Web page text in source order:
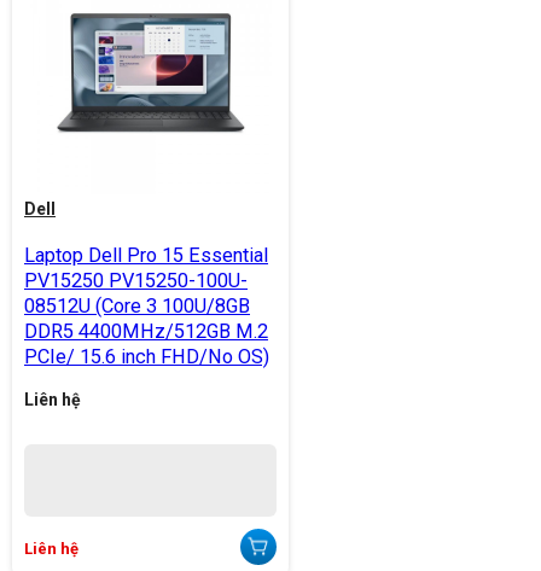
Dell
Laptop Dell Pro 15 Essential
PV15250 PV15250-100U-
08512U (Core 3 100U/8GB
DDR5 4400MHz/512GB M.2
PCIe/ 15.6 inch FHD/No OS)
Liên hệ
Liên hệ